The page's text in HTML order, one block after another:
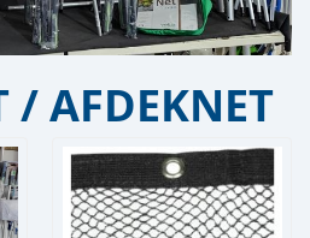
/ AFDEKNET